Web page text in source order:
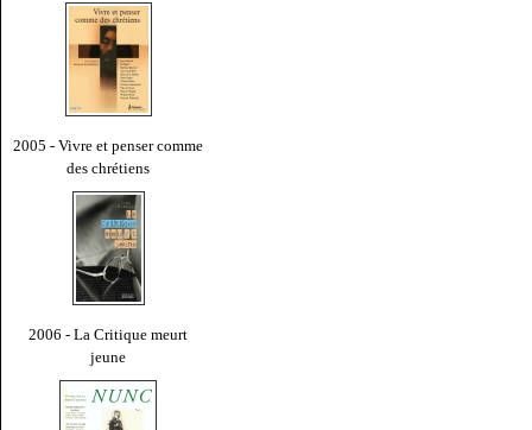
2005 - Vivre et penser comme
des chrétiens
2006 - La Critique meurt
jeune